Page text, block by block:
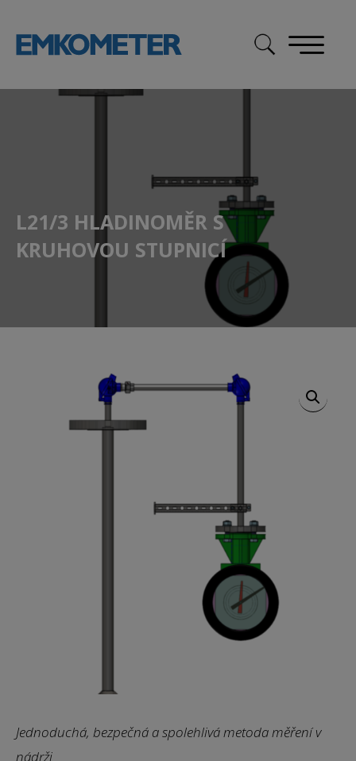
content
L21/3 HLADINOMĚR S
KRUHOVOU STUPNICÍ
Jednoduchá, bezpečná a spolehlivá metoda měření v
nádrži